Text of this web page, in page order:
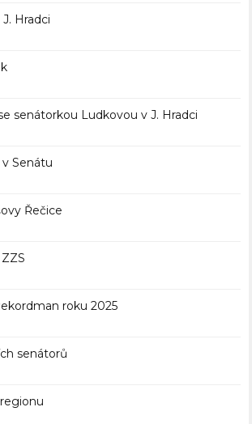
Hradci
senátorkou Ludkovou v J. Hradci
Senátu
Řečice
roku 2025
senátorů